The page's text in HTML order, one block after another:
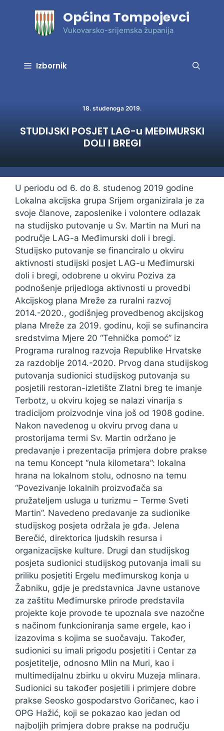
Općina Tompojevci
Vukovarsko-srijemska županija
Izbornik
18. studenoga 2019.
STUDIJSKI POSJET LAG-u MEĐIMURSKI
DOLI I BREGI
U periodu od 6. do 8. studenog 2019 godine
Lokalna akcijska grupa Srijem organizirala je za
svoje članove, zaposlenike i volontere odlazak
na studijsko putovanje u Sv. Martin na Muri na
područje LAG-a Međimurski doli i bregi.
Studijsko putovanje se financiralo u okviru
aktivnosti studijski posjet LAG-u Međimurski
doli i bregi, odobrene u okviru Poziva za
podnošenje prijedloga aktivnosti u provedbi
Akcijskog plana Mreže za ruralni razvoj
2014.-2020., godišnjeg provedbenog akcijskog
plana Mreže za 2019. godinu, koji se sufinancira
sredstvima Mjere 20 “Tehnička pomoć” iz
Programa ruralnog razvoja Republike Hrvatske
za razdoblje 2014.-2020. Prvog dana studijskog
putovanja sudionici studijskog putovanja su
posjetili restoran-izletište Zlatni breg te imanje
Terbotz, u okviru kojeg se nalazi vinarija s
tradicijom proizvodnje vina još od 1908 godine.
Nakon navedenog u okviru prvog dana u
prostorijama termi Sv. Martin održano je
predavanje i prezentacija primjera dobre prakse
na temu Koncept “nula kilometara”: lokalna
hrana na lokalnom stolu, odnosno na temu
“Povezivanje lokalnih proizvođača sa
pružateljem usluga u turizmu – Terme Sveti
Martin”. Navedeno predavanje za sudionike
studijskog posjeta održala je gđa. Jelena
Berečić, direktorica ljudskih resursa i
organizacijske kulture. Drugi dan studijskog
posjeta sudionici studijskog putovanja imali su
priliku posjetiti Ergelu međimurskog konja u
Žabniku, gdje je predstavnica Javne ustanove
za zaštitu Međimurske prirode predstavila
projekte koje provode te upoznala sve nazočne
s načinom funkcioniranja same ergele, kao i
izazovima s kojima se suočavaju. Također,
sudionici su imali prigodu posjetiti i Centar za
posjetitelje, odnosno Mlin na Muri, kao i
multimedijalnu zbirku u okviru Muzeja mlinara.
Sudionici su također posjetili i primjere dobre
prakse Seosko gospodarstvo Goričanec, kao i
OPG Hažić, koji se pokazao kao jedan od
najboljih primjera dobre prakse na području